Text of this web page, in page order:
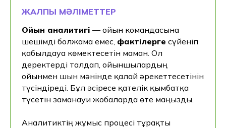
ЖАЛПЫ МӘЛІМЕТТЕР
Ойын аналитигі — ойын командасына
шешімді болжамға емес, фактілерге сүйеніп
қабылдауға көмектесетін маман. Ол
деректерді талдап, ойыншылардың
ойынмен шын мәнінде қалай әрекеттесетінін
түсіндіреді. Бұл әсіресе қателік қымбатқа
түсетін заманауи жобаларда өте маңызды.
Аналитиктің жұмыс процесі тұрақты